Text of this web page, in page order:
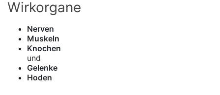
Wirkorgane
Nerven
Muskeln
Knochen
und
Gelenke
Hoden